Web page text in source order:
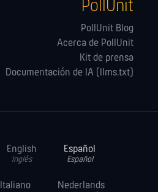
PollUnit
PollUnit Blog
Acerca de PollUnit
Kit de prensa
Documentación de IA (llms.txt)
English
Inglés
Español
Español
Italiano Nederlands